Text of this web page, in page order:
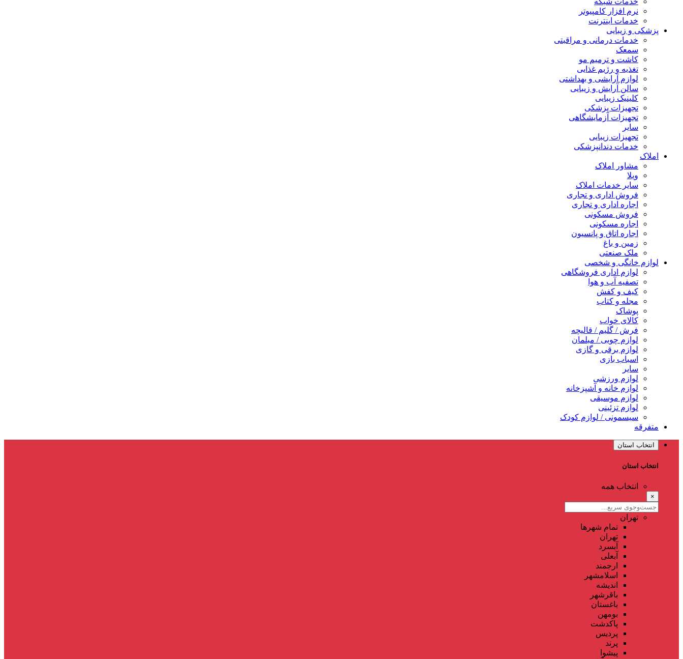
نرم افزار کامپیوتر
خدمات اینترنت
پزشکی و زیبایی
خدمات درمانی و مراقبتی
سمعک
کاشت و ترمیم مو
تغذیه و رژیم غذایی
لوازم آرایشی و بهداشتی
سالن آرایش و زیبایی
کلینیک زیبایی
تجهیزات پزشکی
تجهیزات آزمایشگاهی
سایر
تجهیزات زیبایی
خدمات دندانپزشکی
املاک
مشاور املاک
ویلا
سایر خدمات املاک
فروش اداری و تجاری
اجاره اداری و تجاری
فروش مسکونی
اجاره مسکونی
اجاره اتاق و پانسیون
زمین و باغ
ملک صنعتی
لوازم خانگی و شخصی
لوازم اداری فروشگاهی
تصفیه آب و هوا
کیف و کفش
مجله و کتاب
پوشاک
کالای خواب
فرش / گلیم / قالیچه
لوازم چوبی / مبلمان
لوازم برقی و گازی
اسباب بازی
سایر
لوازم ورزشی
لوازم خانه و آشپزخانه
لوازم موسیقی
لوازم تزئینی
سیسمونی / لوازم کودک
متفرقه
انتخاب استان
انتخاب استان
انتخاب همه
×
تهران
تمام شهر‌ها
تهران
آبسرد
آبعلی
ارجمند
اسلامشهر
اندیشه
باقرشهر
باغستان
بومهن
پاکدشت
پردیس
پرند
پیشوا